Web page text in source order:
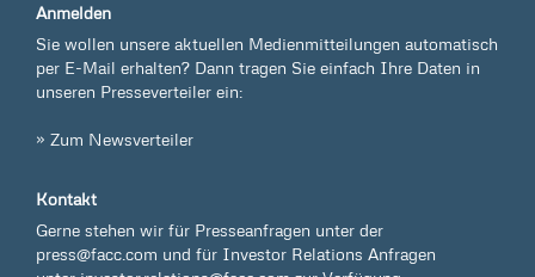
Anmelden
Sie wollen unsere aktuellen Medienmitteilungen automatisch
per E-Mail erhalten? Dann tragen Sie einfach Ihre Daten in
unseren Presseverteiler ein:
» Zum Newsverteiler
Kontakt
Gerne stehen wir für Presseanfragen unter der
press@facc.com und für Investor Relations Anfragen